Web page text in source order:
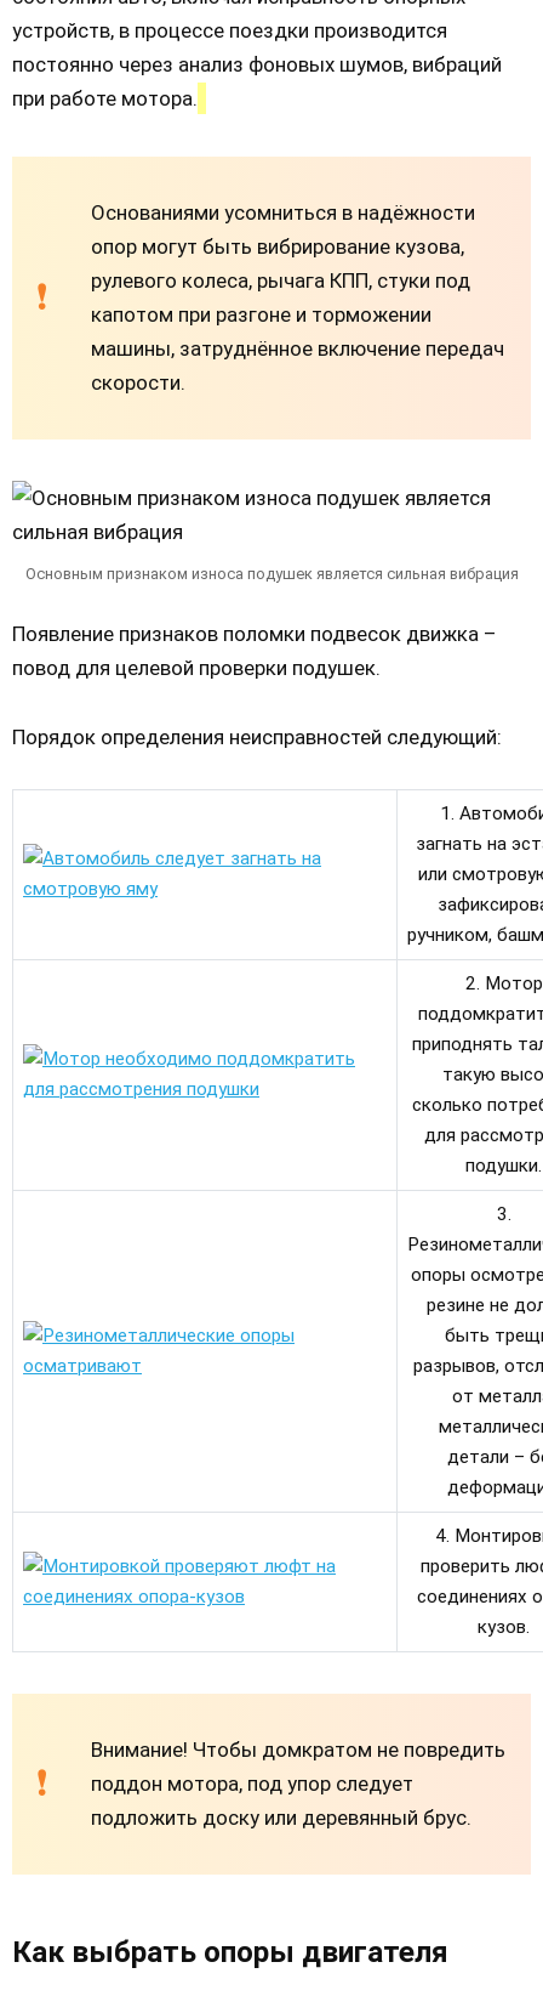
устройств, в процессе поездки производится
постоянно через анализ фоновых шумов, вибраций
при работе мотора.
Основаниями усомниться в надёжности
опор могут быть вибрирование кузова,
рулевого колеса, рычага КПП, стуки под
капотом при разгоне и торможении
машины, затруднённое включение передач
скорости.
Основным признаком износа подушек является сильная вибрация
Появление признаков поломки подвесок движка –
повод для целевой проверки подушек.
Порядок определения неисправностей следующий:
1.
загнать на
или
ручником,
2. Мотор
приподнять
такую
сколько
для
подушки.
3.
опоры
резине не
быть
разрывов,
от
детали –
4.
проверить
соединениях
кузов.
Внимание! Чтобы домкратом не повредить
поддон мотора, под упор следует
подложить доску или деревянный брус.
Как выбрать опоры двигателя